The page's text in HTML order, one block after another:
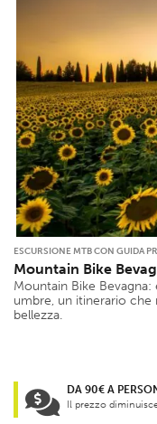
ESCURSIONE MTB CON GUIDA
Mountain Bike
Mountain Bike
umbre, un itinerario che
bellezza.
DA 90€ A
Il prezzo